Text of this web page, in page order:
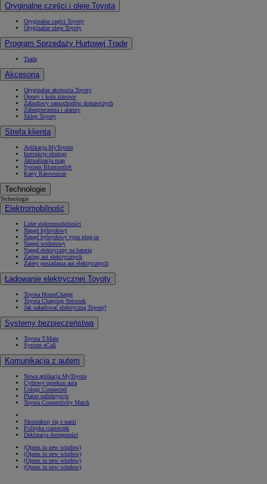
Oryginalne części i oleje Toyota
Oryginalne części Toyoty
Oryginalne oleje Toyoty
Program Sprzedaży Hurtowej Trade
Trade
Akcesoria
Oryginalne akcesoria Toyoty
Opony i koła zimowe
Zabudowy samochodów dostawczych
Zabezpieczenia i alarmy
Sklep Toyoty
Strefa klienta
Aplikacja MyToyota
Instrukcje obsługi
Aktualizacja map
System Bluetooth®
Karty Ratownicze
Technologie
Technologie
Elektromobilność
Lider elektromobilności
Napęd hybrydowy
Napęd hybrydowy typu plug-in
Napęd wodorowy
Napęd elektryczny na baterię
Zasięg aut elektrycznych
Zalety posiadania aut elektrycznych
Ładowanie elektrycznej Toyoty
Toyota HomeCharge
Toyota Charging Network
Jak naładować elektryczną Toyotę?
Systemy bezpieczeństwa
Toyota T-Mate
System eCall
Komunikacja z autem
Nowa aplikacja MyToyota
Cyfrowy opiekun auta
Usługi Connected
Płatne subskrypcje
Toyota Connectivity Match
Skontaktuj się z nami
Polityka ciasteczek
Deklaracja dostępności
(Opens in new window)
(Opens in new window)
(Opens in new window)
(Opens in new window)